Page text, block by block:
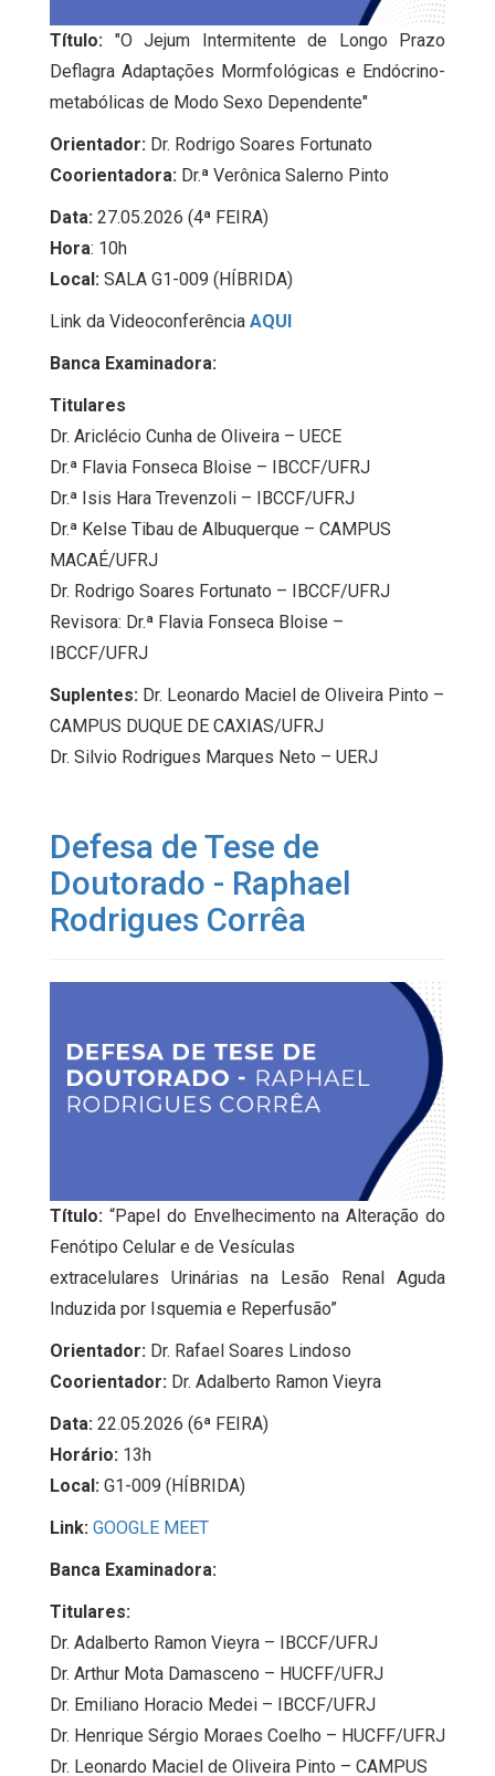
Título: "O Jejum Intermitente de Longo Prazo
Deflagra Adaptações Mormfológicas e Endócrino-
metabólicas de Modo Sexo Dependente"
Orientador: Dr. Rodrigo Soares Fortunato
Coorientadora: Dr.ª Verônica Salerno Pinto
Data: 27.05.2026 (4ª FEIRA)
Hora: 10h
Local: SALA G1-009 (HÍBRIDA)
Link da Videoconferência AQUI
Banca Examinadora:
Titulares
Dr. Ariclécio Cunha de Oliveira – UECE
Dr.ª Flavia Fonseca Bloise – IBCCF/UFRJ
Dr.ª Isis Hara Trevenzoli – IBCCF/UFRJ
Dr.ª Kelse Tibau de Albuquerque – CAMPUS
MACAÉ/UFRJ
Dr. Rodrigo Soares Fortunato – IBCCF/UFRJ
Revisora: Dr.ª Flavia Fonseca Bloise –
IBCCF/UFRJ
Suplentes: Dr. Leonardo Maciel de Oliveira Pinto –
CAMPUS DUQUE DE CAXIAS/UFRJ
Dr. Silvio Rodrigues Marques Neto – UERJ
Defesa de Tese de
Doutorado - Raphael
Rodrigues Corrêa
Título: “Papel do Envelhecimento na Alteração do
Fenótipo Celular e de Vesículas
extracelulares Urinárias na Lesão Renal Aguda
Induzida por Isquemia e Reperfusão”
Orientador: Dr. Rafael Soares Lindoso
Coorientador: Dr. Adalberto Ramon Vieyra
Data: 22.05.2026 (6ª FEIRA)
Horário: 13h
Local: G1-009 (HÍBRIDA)
Link: GOOGLE MEET
Banca Examinadora:
Titulares:
Dr. Adalberto Ramon Vieyra – IBCCF/UFRJ
Dr. Arthur Mota Damasceno – HUCFF/UFRJ
Dr. Emiliano Horacio Medei – IBCCF/UFRJ
Dr. Henrique Sérgio Moraes Coelho – HUCFF/UFRJ
Dr. Leonardo Maciel de Oliveira Pinto – CAMPUS